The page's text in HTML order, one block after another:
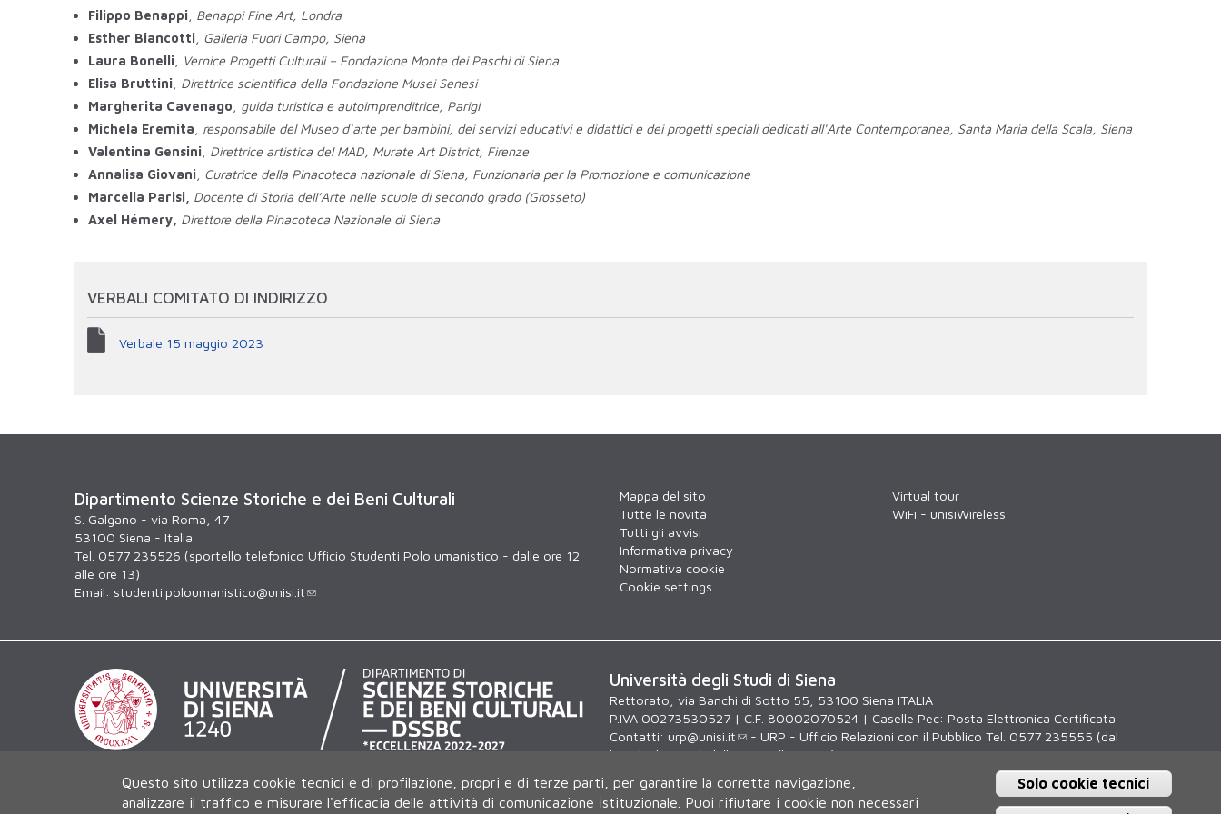
Filippo Benappi
Benappi Fine Art, Londra
Esther Biancotti
Galleria Fuori Campo, Siena
Laura Bonelli
Vernice Progetti Culturali – Fondazione Monte dei Paschi di Siena
Elisa Bruttini
Direttrice scientifica della Fondazione Musei Senesi
Margherita Cavenago
guida turistica e autoimprenditrice, Parigi
Michela Eremita
responsabile del Museo d'arte per bambini, dei servizi educativi e didattici e dei progetti speciali dedicati all'Arte Contemporanea, Santa Maria della Scala, Siena
Valentina Gensini
Direttrice artistica del MAD, Murate Art District, Firenze
Annalisa Giovani
Curatrice della Pinacoteca nazionale di Siena, Funzionaria per la Promozione e comunicazione
Marcella Parisi, Docente di Storia dell’Arte nelle scuole di secondo grado (Grosseto)
Axel Hémery, Direttore della Pinacoteca Nazionale di Siena
VERBALI COMITATO DI INDIRIZZO
Verbale 15 maggio 2023
Dipartimento Scienze Storiche e dei Beni Culturali
S. Galgano - via Roma, 47
53100 Siena - Italia
Tel. 0577 235526 (sportello telefonico Ufficio Studenti Polo umanistico - dalle ore 12
alle ore 13)
Email: studenti.poloumanistico@unisi.it
Mappa del sito
Tutte le novità
Tutti gli avvisi
Informativa privacy
Normativa cookie
Cookie settings
Virtual tour
WiFi - unisiWireless
Università degli Studi di Siena
Rettorato, via Banchi di Sotto 55, 53100 Siena ITALIA
P.IVA 00273530527 | C.F. 80002070524 | Caselle Pec: Posta Elettronica Certificata
Contatti: urp@unisi.it
- URP - Ufficio Relazioni con il Pubblico Tel. 0577 235555 (dal
lunedì al venerdì dalle 9.30 alle 10.30)
Questo sito utilizza cookie tecnici e di profilazione, propri e di terze parti, per garantire la corretta navigazione,
analizzare il traffico e misurare l'efficacia delle attività di comunicazione istituzionale. Puoi rifiutare i cookie non necessari
Solo cookie tecnici